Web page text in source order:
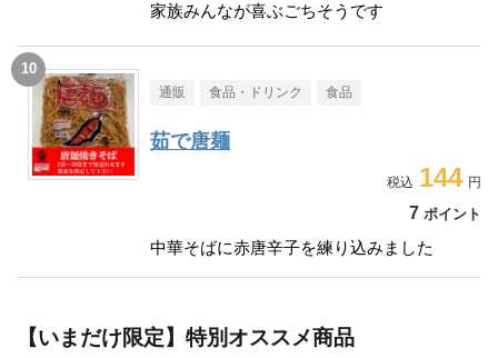
家族みんなが喜ぶごちそうです
通販 食品・ドリンク 食品
茹で唐麺
144
7 ポイント
中華そばに赤唐辛子を練り込みました
【いまだけ限定】特別オススメ商品